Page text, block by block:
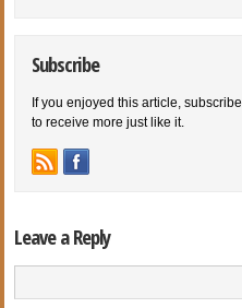
Subscribe
If you enjoyed this article, subscribe
to receive more just like it.
Leave a Reply